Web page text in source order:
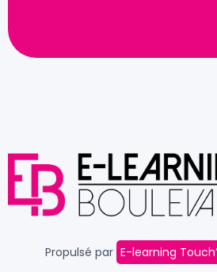
Propulsé par E-learning Touch’